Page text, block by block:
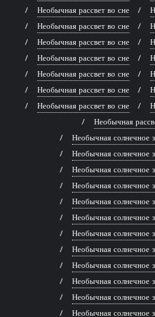
Необычная рассвет во сне
Необычная рассвет во сне
Необычная рассвет во сне
Необычная рассвет во сне
Необычная рассвет во сне
Необычная рассвет во сне
Необычная рассвет во сне
Необычная
Необычная солнечное
Необычная солнечное
Необычная солнечное
Необычная солнечное
Необычная солнечное
Необычная солнечное
Необычная солнечное
Необычная солнечное
Необычная солнечное
Необычная солнечное
Необычная солнечное
Необычная солнечное